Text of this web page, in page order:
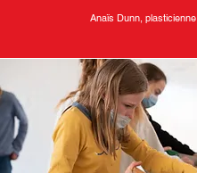
Anaïs Dunn, plasticienne